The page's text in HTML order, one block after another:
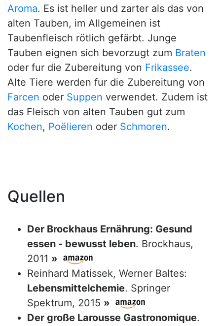
Aroma. Es ist heller und zarter als das von
alten Tauben, im Allgemeinen ist
Taubenfleisch rötlich gefärbt. Junge
Tauben eignen sich bevorzugt zum Braten
oder fur die Zubereitung von Frikassee.
Alte Tiere werden fur die Zubereitung von
Farcen oder Suppen verwendet. Zudem ist
das Fleisch von alten Tauben gut zum
Kochen, Poëlieren oder Schmoren.
Quellen
Der Brockhaus Ernährung: Gesund
essen - bewusst leben. Brockhaus,
2011 »
Reinhard Matissek, Werner Baltes:
Lebensmittelchemie. Springer
Spektrum, 2015 »
Der große Larousse Gastronomique.